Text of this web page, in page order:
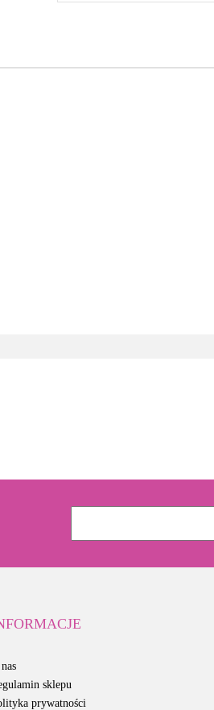
sklepu
prywatności